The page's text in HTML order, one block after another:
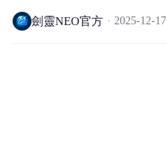
劍靈NEO官方 2025-12-17